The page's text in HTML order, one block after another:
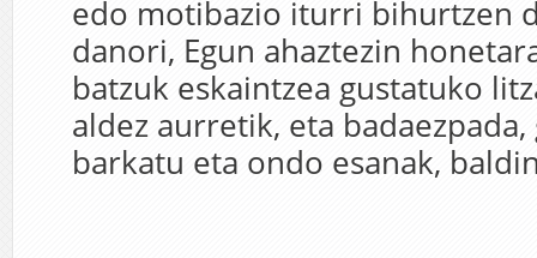
edo motibazio iturri bihurtzen
danori, Egun ahaztezin
batzuk eskaintzea gustatuko
aldez aurretik, eta badaezpada,
barkatu eta ondo esanak,